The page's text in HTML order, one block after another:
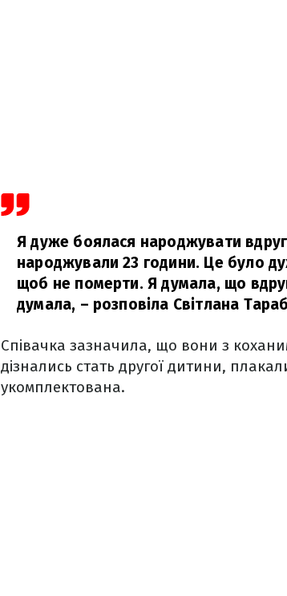
Я дуже боялася народжувати
народжували 23 години. Це було
щоб не померти. Я думала, що
думала, – розповіла Світлана
Співачка зазначила, що вони з
дізнались стать другої дитини,
укомплектована.